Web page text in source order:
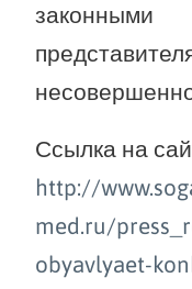
законными
Ссылка на
http://
med.ru/
obyavlyaet-